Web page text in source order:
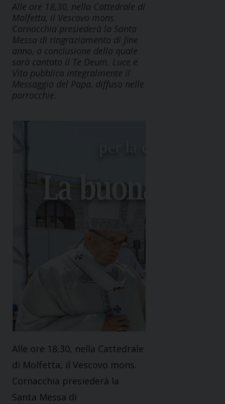
Alle ore 18,30, nella Cattedrale di
Molfetta, il Vescovo mons.
Cornacchia presiederà la Santa
Messa di ringraziamento di fine
anno, a conclusione della quale
sarà cantato il Te Deum. Luce e
Vita pubblica integralmente il
Messaggio del Papa, diffuso nelle
parrocchie.
Alle ore 18,30, nella Cattedrale
di Molfetta, il Vescovo mons.
Cornacchia presiederà la
Santa Messa di